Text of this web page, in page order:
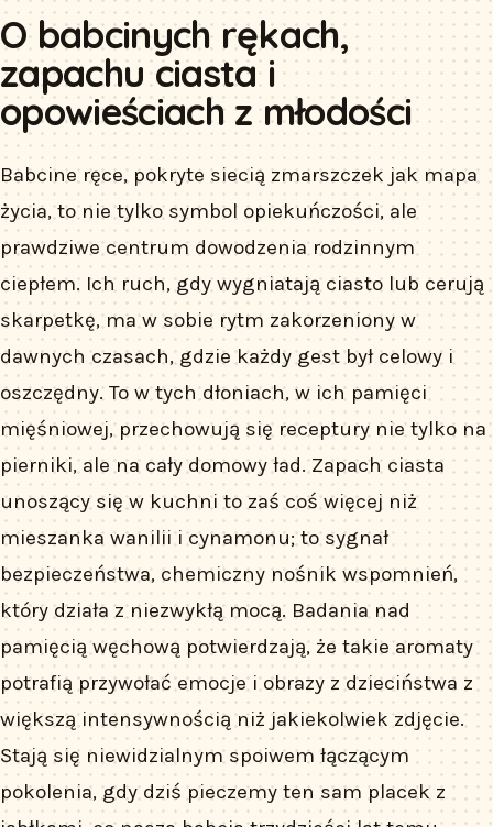
O babcinych rękach,
zapachu ciasta i
opowieściach z młodości
Babcine ręce, pokryte siecią zmarszczek jak mapa
życia, to nie tylko symbol opiekuńczości, ale
prawdziwe centrum dowodzenia rodzinnym
ciepłem. Ich ruch, gdy wygniatają ciasto lub cerują
skarpetkę, ma w sobie rytm zakorzeniony w
dawnych czasach, gdzie każdy gest był celowy i
oszczędny. To w tych dłoniach, w ich pamięci
mięśniowej, przechowują się receptury nie tylko na
pierniki, ale na cały domowy ład. Zapach ciasta
unoszący się w kuchni to zaś coś więcej niż
mieszanka wanilii i cynamonu; to sygnał
bezpieczeństwa, chemiczny nośnik wspomnień,
który działa z niezwykłą mocą. Badania nad
pamięcią węchową potwierdzają, że takie aromaty
potrafią przywołać emocje i obrazy z dzieciństwa z
większą intensywnością niż jakiekolwiek zdjęcie.
Stają się niewidzialnym spoiwem łączącym
pokolenia, gdy dziś pieczemy ten sam placek z